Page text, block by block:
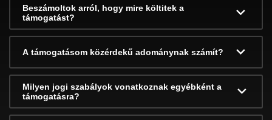
Beszámoltok arról, hogy mire költitek a
támogatást?
A támogatásom közérdekű adománynak számít?
Milyen jogi szabályok vonatkoznak egyébként a
támogatásra?